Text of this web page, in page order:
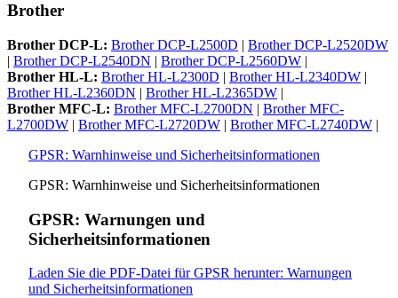
Brother
Brother DCP-L: Brother DCP-L2500D | Brother DCP-L2520DW
| Brother DCP-L2540DN | Brother DCP-L2560DW |
Brother HL-L: Brother HL-L2300D | Brother HL-L2340DW |
Brother HL-L2360DN | Brother HL-L2365DW |
Brother MFC-L: Brother MFC-L2700DN | Brother MFC-
L2700DW | Brother MFC-L2720DW | Brother MFC-L2740DW |
GPSR: Warnhinweise und Sicherheitsinformationen
GPSR: Warnhinweise und Sicherheitsinformationen
GPSR: Warnungen und
Sicherheitsinformationen
Laden Sie die PDF-Datei für GPSR herunter: Warnungen
und Sicherheitsinformationen